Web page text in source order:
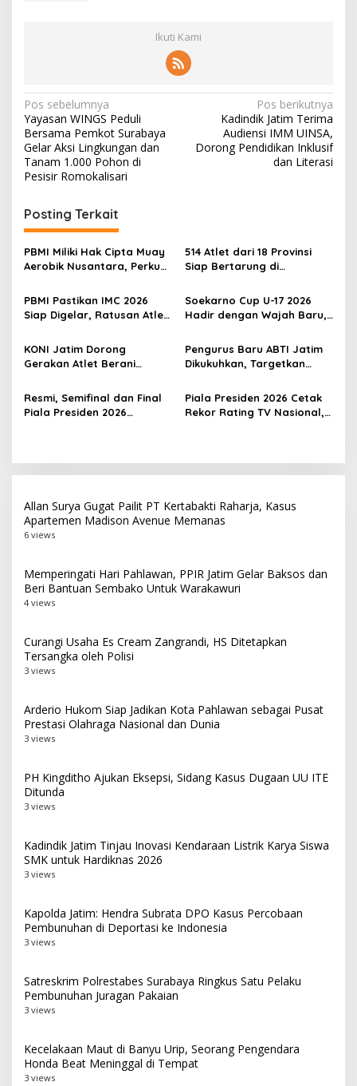
Ikuti Kami
N
a
v
i
a
s
i
o
Pos sebelumnya
Yayasan WINGS Peduli
Bersama Pemkot Surabaya
Gelar Aksi Lingkungan dan
Tanam 1.000 Pohon di
Pesisir Romokalisari
Pos berikutnya
Kadindik Jatim Terima
Audiensi IMM UINSA,
Dorong Pendidikan Inklusif
dan Literasi
Posting Terkait
PBMI Miliki Hak Cipta Muay
Aerobik Nusantara, Perkuat
Indonesia
514 Atlet dari 18 Provinsi
Siap Bertarung di
Championship 2026 di
Bekasi
PBMI Pastikan IMC 2026
Siap Digelar, Ratusan Atlet
di Bekasi
Soekarno Cup U-17 2026
Hadir dengan Wajah Baru,
Penghargaan Man of the
Match
KONI Jatim Dorong
Gerakan Atlet Berani
Tekanan Mental Atlet Laki-
Laki
Pengurus Baru ABTI Jatim
Dikukuhkan, Targetkan
Barometer Bola Tangan
Indonesia
Resmi, Semifinal dan Final
Piala Presiden 2026
Piala Presiden 2026 Cetak
Rekor Rating TV Nasional,
Allan Surya Gugat Pailit PT Kertabakti Raharja, Kasus
Apartemen Madison Avenue Memanas
6 views
Memperingati Hari Pahlawan, PPIR Jatim Gelar Baksos dan
Beri Bantuan Sembako Untuk Warakawuri
4 views
Curangi Usaha Es Cream Zangrandi, HS Ditetapkan
Tersangka oleh Polisi
3 views
Arderio Hukom Siap Jadikan Kota Pahlawan sebagai Pusat
Prestasi Olahraga Nasional dan Dunia
3 views
PH Kingditho Ajukan Eksepsi, Sidang Kasus Dugaan UU ITE
Ditunda
3 views
Kadindik Jatim Tinjau Inovasi Kendaraan Listrik Karya Siswa
SMK untuk Hardiknas 2026
3 views
Kapolda Jatim: Hendra Subrata DPO Kasus Percobaan
Pembunuhan di Deportasi ke Indonesia
3 views
Satreskrim Polrestabes Surabaya Ringkus Satu Pelaku
Pembunuhan Juragan Pakaian
3 views
Kecelakaan Maut di Banyu Urip, Seorang Pengendara
Honda Beat Meninggal di Tempat
3 views